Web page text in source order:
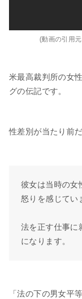
(動画の引用元
米最高裁判所の女
グの伝記です。
性差別が当たり前
彼女は当時の女
怒りを感じてい
法を正す仕事に
になります。
「法の下の男女平